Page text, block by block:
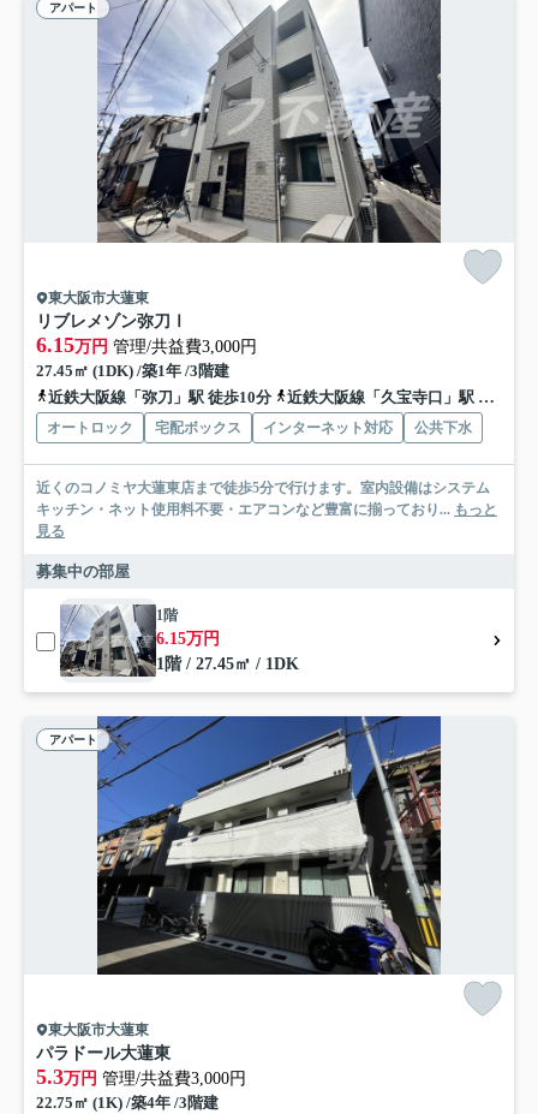
アパート
東大阪市大蓮東
リブレメゾン弥刀Ⅰ
6.15万円 管理/共益費3,000円
27.45㎡ (1DK) /築1年 /3階建
近鉄大阪線「弥刀」駅 徒歩10分
近鉄大阪線「久宝寺口」駅 徒歩10分
オートロック 宅配ボックス インターネット対応 公共下水
近くのコノミヤ大蓮東店まで徒歩5分で行けます。室内設備はシステム
キッチン・ネット使用料不要・エアコンなど豊富に揃っており... もっと
見る
募集中の部屋
1階
6.15万円
1階 / 27.45㎡ / 1DK
アパート
東大阪市大蓮東
パラドール大蓮東
5.3万円 管理/共益費3,000円
22.75㎡ (1K) /築4年 /3階建